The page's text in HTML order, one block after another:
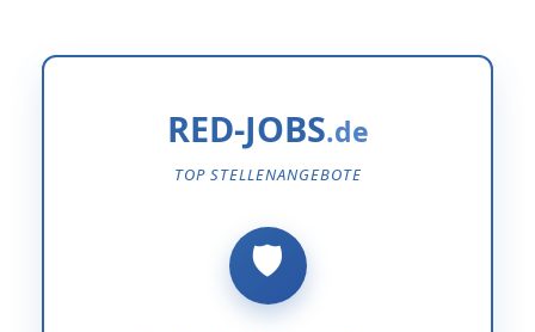
RED-JOBS
TOP STELLENANGEBOTE